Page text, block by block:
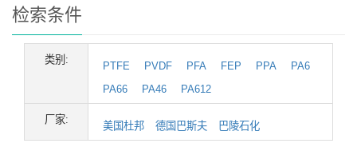
检索条件
类别:
PTFE PVDF PFA FEP PPA
PA6
PA66
PA46 PA612
厂家:
美国杜邦 德国巴斯夫 巴陵石化